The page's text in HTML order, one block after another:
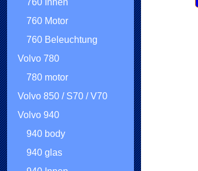
760 Innen
760 Motor
760 Beleuchtung
Volvo 780
780 motor
Volvo 850 / S70 / V70
Volvo 940
940 body
940 glas